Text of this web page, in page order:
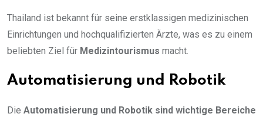
Thailand ist bekannt für seine erstklassigen medizinischen
Einrichtungen und hochqualifizierten Ärzte, was es zu einem
beliebten Ziel für Medizintourismus macht.
Automatisierung und Robotik
Die Automatisierung und Robotik sind wichtige Bereiche